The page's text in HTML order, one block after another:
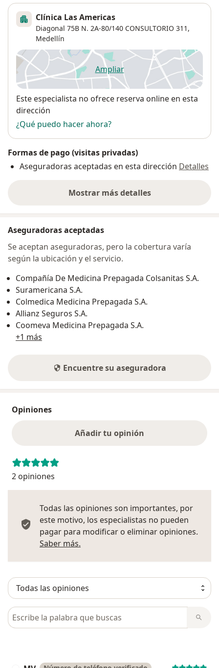
Clínica Las Americas
Diagonal 75B N. 2A-80/140 CONSULTORIO 311,
Medellín
Ampliarse abre en una nueva
Disponibilidad
Este especialista no ofrece reserva online en esta
dirección
¿Qué puedo hacer ahora?
Formas de pago (visitas privadas)
Aseguradoras aceptadas en esta dirección Detalles
Mostrar más detalles
sobre la dirección
Aseguradoras aceptadas
Se aceptan aseguradoras, pero la cobertura varía
según la ubicación y el servicio.
Compañía De Medicina Prepagada Colsanitas S.A.
Suramericana S.A.
Colmedica Medicina Prepagada S.A.
Allianz Seguros S.A.
Coomeva Medicina Prepagada S.A.
+1 más
Encuentre su aseguradora
Opiniones
Añadir tu opinión
2 opiniones
Todas las opiniones son importantes, por
este motivo, los especialistas no pueden
pagar para modificar o eliminar opiniones.
Saber más.
Busca en opiniones